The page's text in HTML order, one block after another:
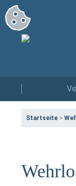
Startseite >